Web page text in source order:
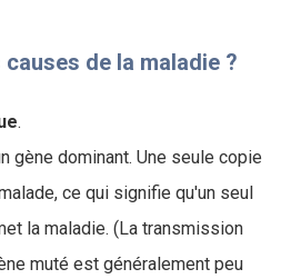
de la maladie ?
.
gène dominant. Une seule copie
ce qui signifie qu'un seul
la maladie. (La transmission
muté est généralement peu